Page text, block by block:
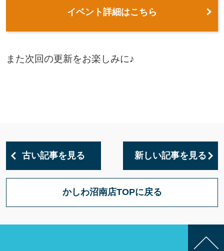
イベント詳細はこちら
また次回の更新をお楽しみに♪
古い記事を見る 新しい記事を見る
かしわ沼南店TOPに戻る